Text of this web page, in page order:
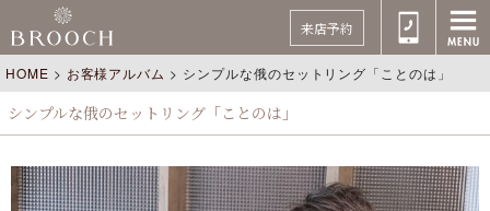
来店予約
HOME > お客様アルバム > シンプルな俄のセットリング「ことのは」
シンプルな俄のセットリング「ことのは」